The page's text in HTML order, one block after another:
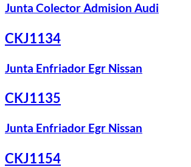
Junta Colector Admision Audi
CKJ1134
Junta Enfriador Egr Nissan
CKJ1135
Junta Enfriador Egr Nissan
CKJ1154